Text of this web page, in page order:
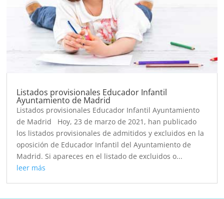
Listados provisionales Educador Infantil
Ayuntamiento de Madrid
Listados provisionales Educador Infantil Ayuntamiento
de Madrid Hoy, 23 de marzo de 2021, han publicado
los listados provisionales de admitidos y excluidos en la
oposición de Educador Infantil del Ayuntamiento de
Madrid. Si apareces en el listado de excluidos o...
leer más